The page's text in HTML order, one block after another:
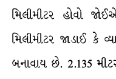
મિલીમીટર હોવો
મિલીમીટર જાડાઈ કે
બનાવાય છે. 2.135